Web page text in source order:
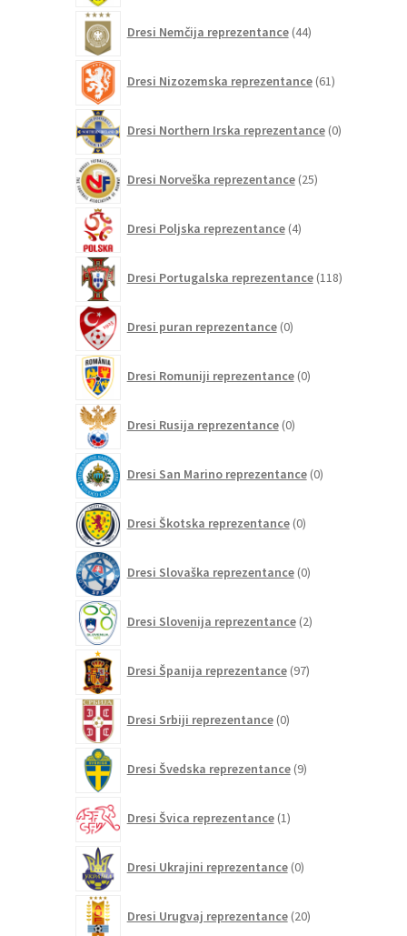
Dresi Nemčija reprezentance 44izdelkov
Dresi Nizozemska reprezentance 61izdelkov
Dresi Northern Irska reprezentance 0izdelkov
Dresi Norveška reprezentance 25izdelkov
Dresi Poljska reprezentance 4izdelki
Dresi Portugalska reprezentance 118izdelkov
Dresi puran reprezentance 0izdelkov
Dresi Romuniji reprezentance 0izdelkov
Dresi Rusija reprezentance 0izdelkov
Dresi San Marino reprezentance 0izdelkov
Dresi Škotska reprezentance 0izdelkov
Dresi Slovaška reprezentance 0izdelkov
Dresi Slovenija reprezentance 2izdelka
Dresi Španija reprezentance 97izdelkov
Dresi Srbiji reprezentance 0izdelkov
Dresi Švedska reprezentance 9izdelkov
Dresi Švica reprezentance 1izdelek
Dresi Ukrajini reprezentance 0izdelkov
Dresi Urugvaj reprezentance 20izdelkov